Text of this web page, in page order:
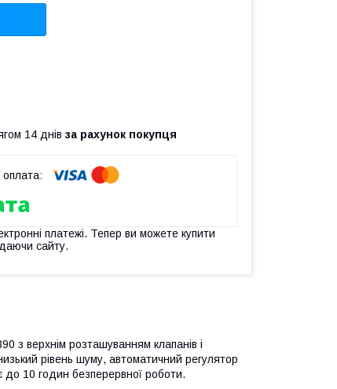
14 днів за рахунок покупця
платежі. Тепер ви можете купити
сайту.
з верхнім розташуванням клапанів і
рівень шуму, автоматичний регулятор
до 10 годин безперервної роботи.